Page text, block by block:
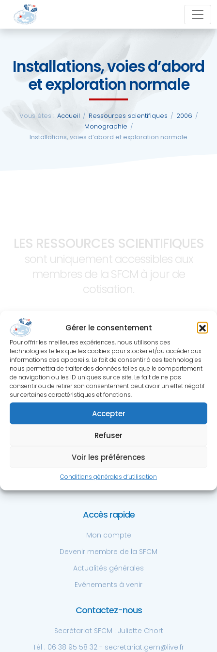
Gérer le consentement
Pour offrir les meilleures expériences, nous utilisons des
technologies telles que les cookies pour stocker et/ou accéder aux
informations des appareils. Le fait de consentir à ces technologies
nous permettra de traiter des données telles que le comportement
de navigation ou les ID uniques sur ce site. Le fait de ne pas
consentir ou de retirer son consentement peut avoir un effet négatif
sur certaines caractéristiques et fonctions.
Accepter
Refuser
Voir les préférences
Conditions générales d’utilisation
Installations, voies d’abord
et exploration normale
Vous êtes : Accueil / Ressources scientifiques / 2006 /
Monographie /
Installations, voies d’abord et exploration normale
LES RESSOURCES SCIENTIFIQUES
sont uniquement accessibles aux
membres de la SFCM à jour de
cotisation.
Chirurgie de la Main
6 bd de la boutière, 35768 St. Grégoire
Accès rapide
Mon compte
Devenir membre de la SFCM
Actualités générales
Evénements à venir
Contactez-nous
Secrétariat SFCM : Juliette Chort
Tél : 06 38 95 58 32 - secretariat.gem@live.fr
close
La
SFCM
Actualités
Evénements